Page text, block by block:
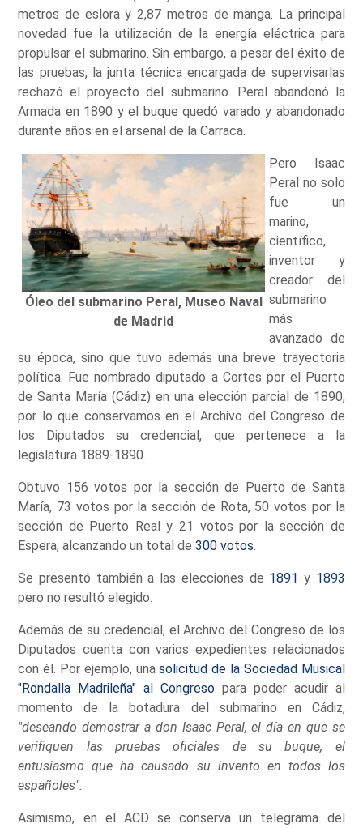
metros de eslora y 2,87 metros de manga. La principal
novedad fue la utilización de la energía eléctrica para
propulsar el submarino. Sin embargo, a pesar del éxito de
las pruebas, la junta técnica encargada de supervisarlas
rechazó el proyecto del submarino. Peral abandonó la
Armada en 1890 y el buque quedó varado y abandonado
durante años en el arsenal de la Carraca.
Óleo del submarino Peral, Museo Naval
de Madrid
Pero Isaac
Peral no solo
fue un
marino,
científico,
inventor y
creador del
submarino
más
avanzado de
su época, sino que tuvo además una breve trayectoria
política. Fue nombrado diputado a Cortes por el Puerto
de Santa María (Cádiz) en una elección parcial de 1890,
por lo que conservamos en el Archivo del Congreso de
los Diputados su credencial, que pertenece a la
legislatura 1889-1890.
Obtuvo 156 votos por la sección de Puerto de Santa
María, 73 votos por la sección de Rota, 50 votos por la
sección de Puerto Real y 21 votos por la sección de
Espera, alcanzando un total de300 votos.
Se presentó también a las elecciones de 1891 y 1893
pero no resultó elegido.
Además de su credencial, el Archivo del Congreso de los
Diputados cuenta con varios expedientes relacionados
con él. Por ejemplo, unasolicitud de la Sociedad Musical
"Rondalla Madrileña" al Congreso para poder acudir al
momento de la botadura del submarino en Cádiz,
"deseando demostrar a don Isaac Peral, el día en que se
verifiquen las pruebas oficiales de su buque, el
entusiasmo que ha causado su invento en todos los
españoles".
Asimismo, en el ACD se conserva un telegrama del